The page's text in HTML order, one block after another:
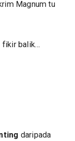
Magnum tu
fikir balik…
daripada